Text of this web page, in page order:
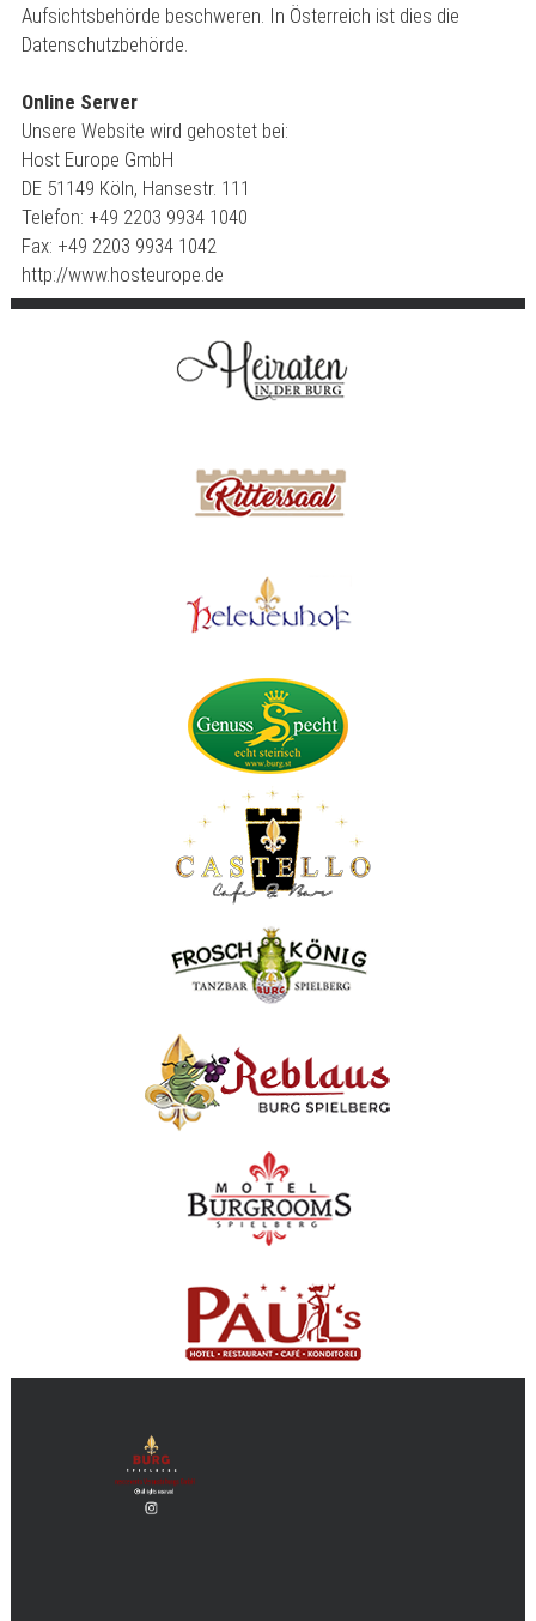
Aufsichtsbehörde beschweren. In Österreich ist dies die
Datenschutzbehörde.
Online Server
Unsere Website wird gehostet bei:
Host Europe GmbH
DE 51149 Köln, Hansestr. 111
Telefon: +49 2203 9934 1040
Fax: +49 2203 9934 1042
http://www.hosteurope.de